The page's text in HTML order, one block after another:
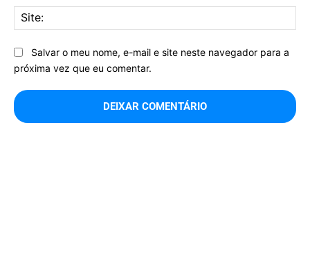
Salvar o meu nome, e-mail e site neste navegador para a
próxima vez que eu comentar.